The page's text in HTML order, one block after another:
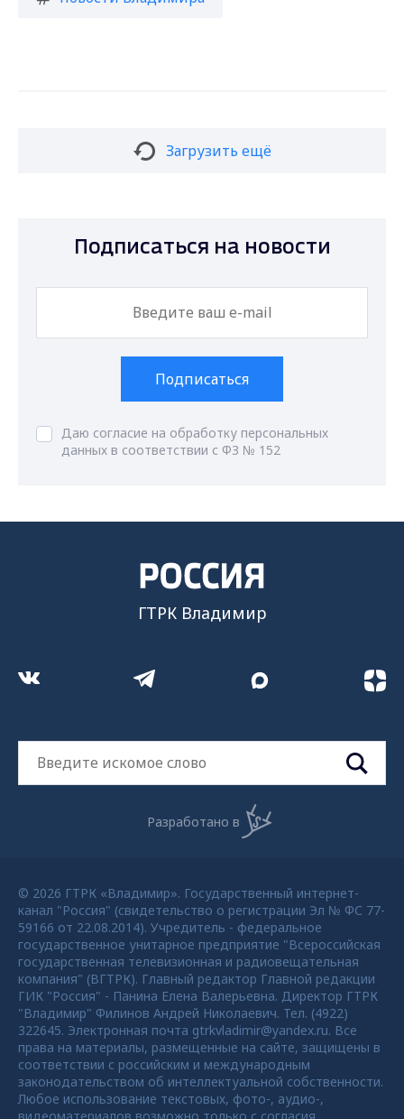
Загрузить ещё
Подписаться на новости
Подписаться
Даю согласие на обработку персональных
данных в соответствии с ФЗ № 152
ГТРК Владимир
Разработано в
© 2026 ГТРК «Владимир». Государственный интернет-
канал "Россия" (свидетельство о регистрации Эл № ФС 77-
59166 от 22.08.2014). Учредитель - федеральное
государственное унитарное предприятие "Всероссийская
государственная телевизионная и радиовещательная
компания" (ВГТРК). Главный редактор Главной редакции
ГИК "Россия" - Панина Елена Валерьевна. Директор ГТРК
"Владимир" Филинов Андрей Николаевич. Тел. (4922)
322645. Электронная почта gtrkvladimir@yandex.ru. Все
права на материалы, размещенные на сайте, защищены в
соответствии с российским и международным
законодательством об интеллектуальной собственности.
Любое использование текстовых, фото-, аудио-,